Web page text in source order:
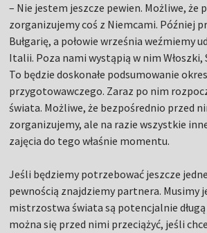
– Nie jestem jeszcze pewien. Możliwe, że
zorganizujemy coś z Niemcami. Później
Bułgarię, a połowie września weźmiemy
Italii. Poza nami wystąpią w nim Włoszki,
To będzie doskonałe podsumowanie
przygotowawczego. Zaraz po nim
świata. Możliwe, że bezpośrednio przed
zorganizujemy, ale na razie wszystkie
zajęcia do tego właśnie momentu.
Jeśli będziemy potrzebować jeszcze
pewnością znajdziemy partnera. Musimy
mistrzostwa świata są potencjalnie
można się przed nimi przeciążyć, jeśli